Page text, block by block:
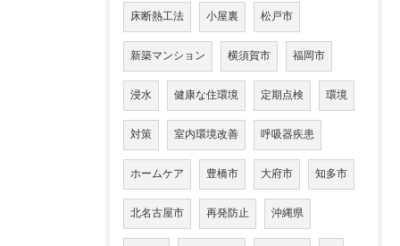
床断熱工法 小屋裏 松戸市
新築マンション 横須賀市 福岡市
浸水 健康な住環境 定期点検 環境
対策 室内環境改善 呼吸器疾患
ホームケア 豊橋市 大府市 知多市
北名古屋市 再発防止 沖縄県